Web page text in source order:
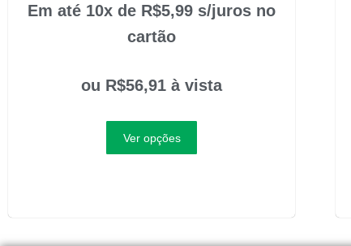
Em até 10x de R$5,99 s/juros no
cartão
ou R$56,91 à vista
Ver opções